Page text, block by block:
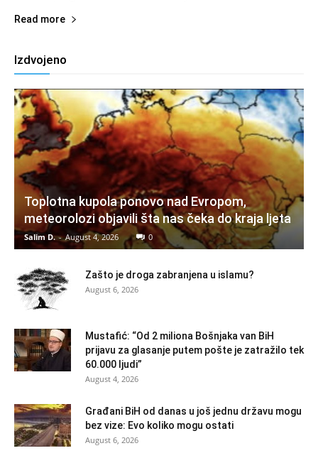
Read more
Izdvojeno
Toplotna kupola ponovo nad Evropom,
meteorolozi objavili šta nas čeka do kraja ljeta
Salim D. - August 4, 2026 0
Zašto je droga zabranjena u islamu?
August 6, 2026
Mustafić: “Od 2 miliona Bošnjaka van BiH
prijavu za glasanje putem pošte je zatražilo tek
60.000 ljudi”
August 4, 2026
Građani BiH od danas u još jednu državu mogu
bez vize: Evo koliko mogu ostati
August 6, 2026